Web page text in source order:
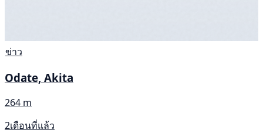
ข่าว
Odate, Akita
264 m
2เดือนที่แล้ว